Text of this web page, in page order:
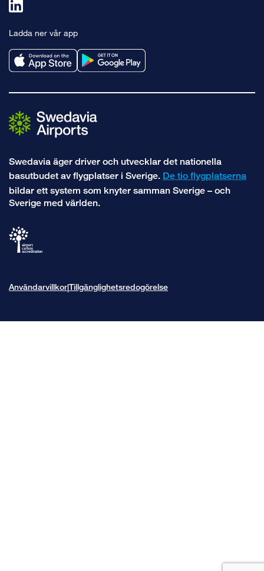
linkedin
Ladda ner vår app
Swedavia äger driver och utvecklar det nationella
basutbudet av flygplatser i Sverige. De tio flygplatserna
bildar ett system som knyter samman Sverige – och
Sverige med världen.
Användarvillkor|Tillgänglighetsredogörelse